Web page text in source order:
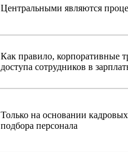
Центральными являются
Как правило, корпоративные
доступа сотрудников в
Только на основании
подбора персонала